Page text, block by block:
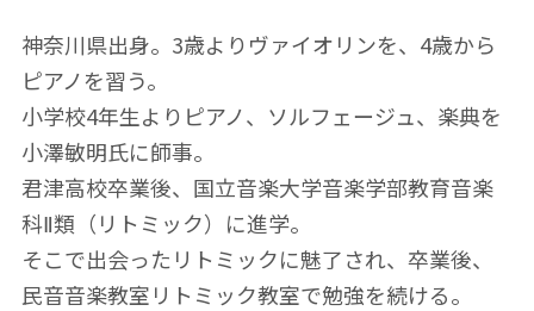
神奈川県出身。3歳よりヴァイオリンを、4歳から
ピアノを習う。
小学校4年生よりピアノ、ソルフェージュ、楽典を
小澤敏明氏に師事。
君津高校卒業後、国立音楽大学音楽学部教育音楽
科Ⅱ類（リトミック）に進学。
そこで出会ったリトミックに魅了され、卒業後、
民音音楽教室リトミック教室で勉強を続ける。